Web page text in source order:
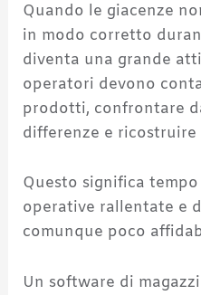
Quando le giacenze
in modo corretto
diventa una grande
operatori devono
prodotti, confrontare
differenze e
Questo significa
operative rallentate e
comunque poco
Un software di